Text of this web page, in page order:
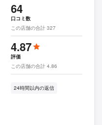
64
口コミ数
この店舗の合計 327
4.87
評価
この店舗の合計 4.86
24時間以内の返信